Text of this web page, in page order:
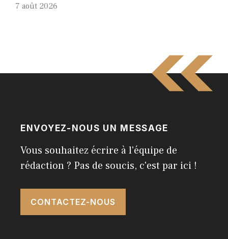
7 août 2026
ENVOYEZ-NOUS UN MESSAGE
Vous souhaitez écrire à l'équipe de
rédaction ? Pas de soucis, c'est par ici !
CONTACTEZ-NOUS